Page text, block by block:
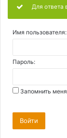
Для ответа
Имя пользователя:
Пароль:
Запомнить меня
Войти